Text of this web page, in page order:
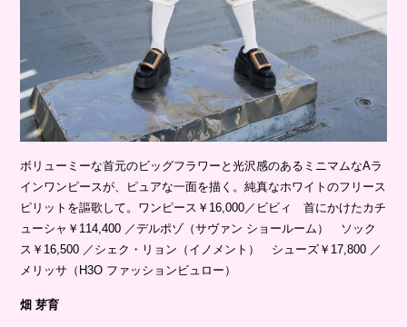
ボリューミーな首元のビッグフラワーと光沢感のあるミニマムなAラ
インワンピースが、ピュアな一面を描く。純真なホワイトのフリース
ピリットを謳歌して。ワンピース￥16,000／ビビィ 首にかけたカチ
ューシャ￥114,400 ／デルポゾ（サヴァン ショールーム） ソック
ス￥16,500 ／シェク・リョン（イノメント） シューズ￥17,800 ／
メリッサ（H3O ファッションビュロー）
畑 芽育